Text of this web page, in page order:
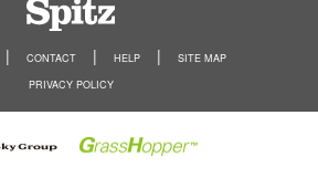
CONTACT HELP
SITE MAP
PRIVACY POLICY